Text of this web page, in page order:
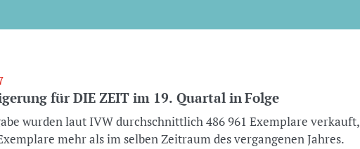
für DIE ZEIT im 19. Quartal in Folge
wurden laut IVW durchschnittlich 486 961 Exemplare verkauft,
mehr als im selben Zeitraum des vergangenen Jahres.